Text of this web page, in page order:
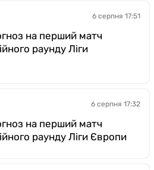
6 серпня 17:51
на перший матч
раунду Ліги
6 серпня 17:32
на перший матч
раунду Ліги Європи